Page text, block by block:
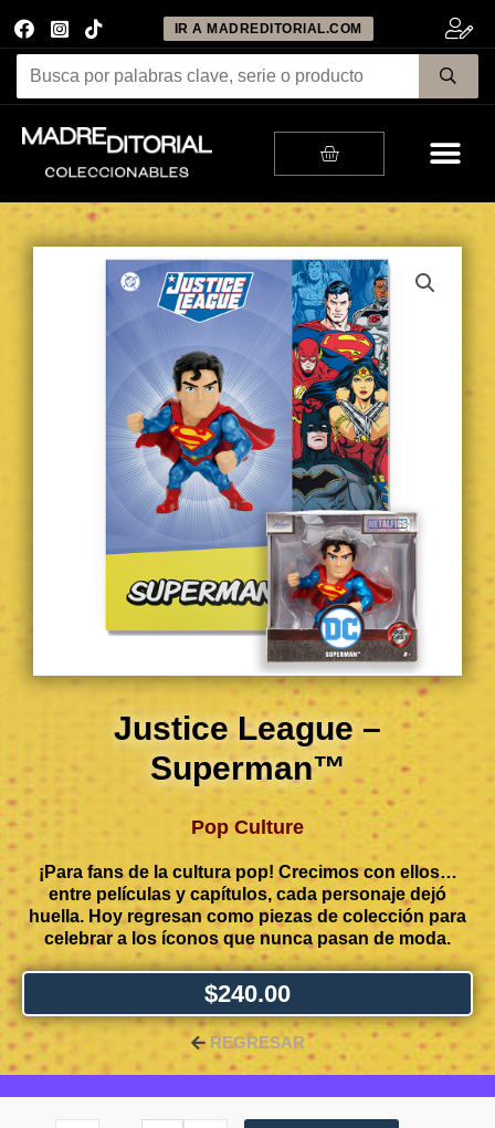
IR A MADREDITORIAL.COM
Cart
Justice League –
Superman™
Pop Culture
¡Para fans de la cultura pop! Crecimos con ellos…
entre películas y capítulos, cada personaje dejó
huella. Hoy regresan como piezas de colección para
celebrar a los íconos que nunca pasan de moda.
$240.00
REGRESAR